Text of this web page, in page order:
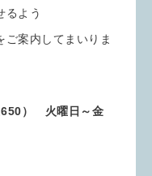
るよう
ご案内してまいりま
） 火曜日～金